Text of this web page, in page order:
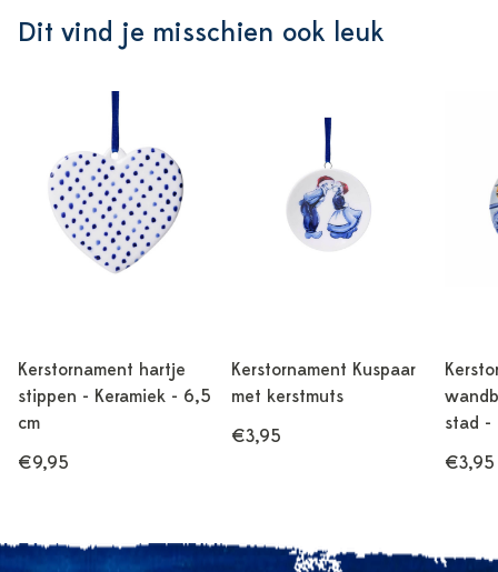
Dit vind je misschien ook leuk
Kerstornament hartje
stippen - Keramiek - 6,5
cm
€9,95
Kerstornament Kuspaar
met kerstmuts
€3,95
stad -
€3,95